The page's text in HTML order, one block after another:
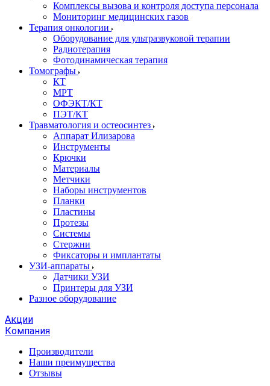
Комплексы вызова и контроля доступа персонала
Мониторинг медицинских газов
Терапия онкологии
Оборудование для ультразвуковой терапии
Радиотерапия
Фотодинамическая терапия
Томографы
КТ
МРТ
ОФЭКТ/КТ
ПЭТ/КТ
Травматология и остеосинтез
Аппарат Илизарова
Инструменты
Крючки
Материалы
Метчики
Наборы инструментов
Планки
Пластины
Протезы
Системы
Стержни
Фиксаторы и имплантаты
УЗИ-аппараты
Датчики УЗИ
Принтеры для УЗИ
Разное оборудование
Акции
Компания
Производители
Наши преимущества
Отзывы